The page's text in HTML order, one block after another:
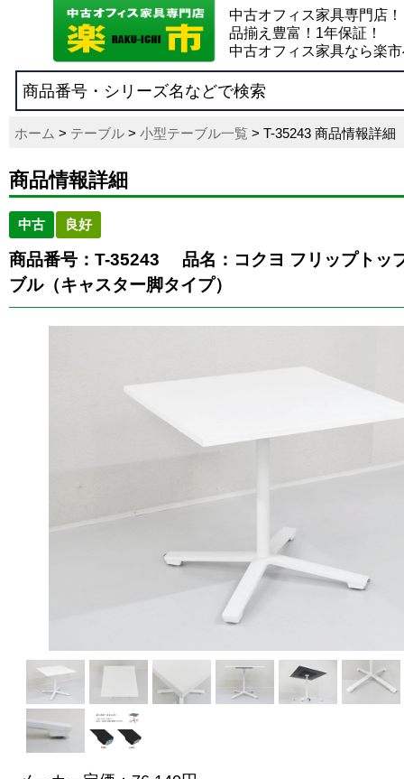
中古オフィス家具専門店！
品揃え豊富！1年保証！
中古オフィス家具なら楽
ホーム > テーブル > 小型テーブル一覧 > T-35243 商品情報詳細
商品情報詳細
中古 良好
商品番号：T-35243
品名：コクヨ フリップトッ
ブル（キャスター脚タイプ）